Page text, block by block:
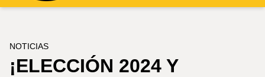
NOTICIAS
¡ELECCIÓN 2024 Y